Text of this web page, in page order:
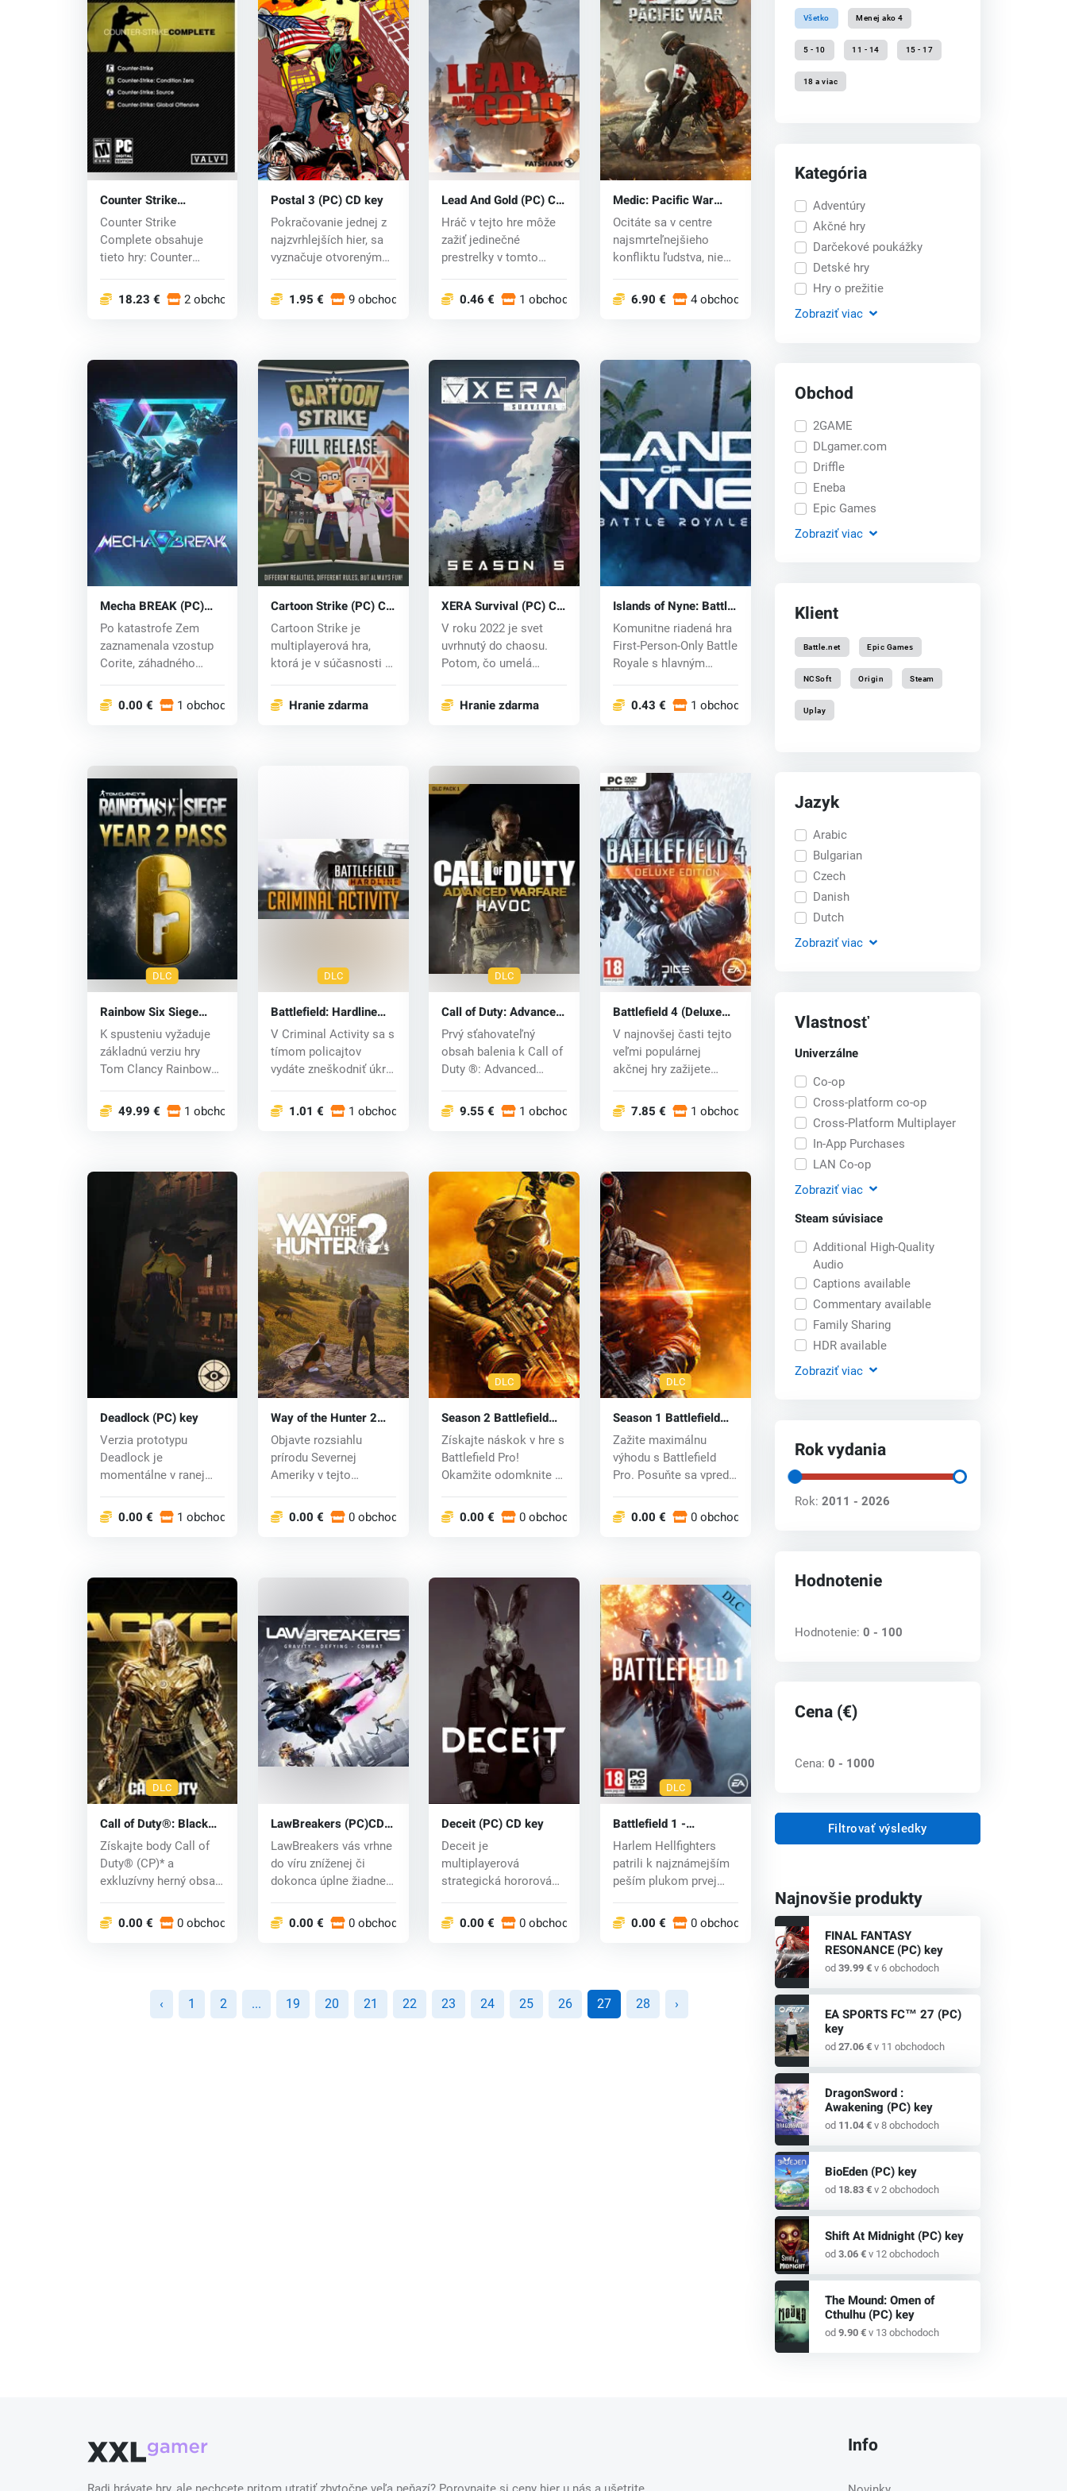
Counter Strike
Complete (PC) CD key
Counter Strike
Complete obsahuje
tieto hry: Counter
Stri...18.23 € 2 obchodoch
Postal 3 (PC) CD key
Pokračovanie jednej z
najzvrhlejších hier, sa
vyznačuje otvoreným
1.95 € 9 obchodoch
Lead And Gold (PC) CD
key
Hráč v tejto hre môže
zažiť jedinečné
prestrelky v tomto
0.46 € 1 obchodoch
Medic: Pacific War
(PC) key
Ocitáte sa v centre
najsmrteľnejšieho
konfliktu ľudstva, nie
6.90 € 4 obchodoch
Mecha BREAK (PC)
key
Po katastrofe Zem
zaznamenala vzostup
Corite, záhadného
0.00 € 1 obchodoch
Cartoon Strike (PC) CD
key
Cartoon Strike je
multiplayerová hra,
ktorá je v súčasnosti v
Hranie zdarma
XERA Survival (PC) CD
key
V roku 2022 je svet
uvrhnutý do chaosu.
Potom, čo umelá
Hranie zdarma
Islands of Nyne: Battle
Royale (PC) CD key
Komunitne riadená hra
First-Person-Only Battle
Royale s hlavným
0.43 € 1 obchodoch
DLC
Rainbow Six Siege
Season Pass Year 2
(PC) CD key
K spusteniu vyžaduje
základnú verziu hry
Tom Clancy Rainbow
49.99 € 1 obchodoch
DLC
Battlefield: Hardline
Criminal Activity DLC
(PC) CD key
V Criminal Activity sa s
tímom policajtov
vydáte zneškodniť úkryt
1.01 € 1 obchodoch
DLC
Call of Duty: Advanced
Warfare Havoc DLC
(PC) CD key
Prvý sťahovateľný
obsah balenia k Call of
Duty ®: Advanced
9.55 € 1 obchodoch
Battlefield 4 (Deluxe
Edition) (PC) CD key
V najnovšej časti tejto
veľmi populárnej
akčnej hry zažijete
7.85 € 1 obchodoch
Deadlock (PC) key
Verzia prototypu
Deadlock je
momentálne v ranej
obsahuje m...
0.00 € 1 obchodoch
Way of the Hunter 2
(PC) key
Objavte rozsiahlu
prírodu Severnej
Ameriky v tejto
hre...0.00 € 0 obchodoch
DLC
Season 2 Battlefield
Pro - Battlefield™ 6
and REDSEC (PC) key
Získajte náskok v hre s
Battlefield Pro!
Okamžite odomknite 6
0.00 € 0 obchodoch
DLC
Season 1 Battlefield
Pro - Battlefield™ 6
and REDSEC (PC) key
Zažite maximálnu
výhodu s Battlefield
Pro. Posuňte sa vpred
0.00 € 0 obchodoch
DLC
Call of Duty®: Black
Ops 6 - BlackCell
(Season 05) (PC) key
Získajte body Call of
Duty® (CP)* a
exkluzívny herný obsah
0.00 € 0 obchodoch
LawBreakers (PC)CD
key
LawBreakers vás vrhne
do víru zníženej či
dokonca úplne žiadnej
0.00 € 0 obchodoch
Deceit (PC) CD key
Deceit je
multiplayerová
strategická hororová
je u...0.00 € 0 obchodoch
DLC
Battlefield 1 -
Hellfighter Pack (PC)
CD key
Harlem Hellfighters
patrili k najznámejším
peším plukom prvej
0.00 € 0 obchodoch
‹ 1 2 ... 19 20 21 22 23 24 25 26 27 28 ›
Všetko Menej ako 4
5 - 10 11 - 14 15 - 17
18 a viac
Kategória
Adventúry
Akčné hry
Darčekové poukážky
Detské hry
Hry o prežitie
Zobraziť viac
Obchod
2GAME
DLgamer.com
Driffle
Eneba
Epic Games
Zobraziť viac
Klient
Battle.net Epic Games
NCSoft Origin Steam
Uplay
Jazyk
Arabic
Bulgarian
Czech
Danish
Dutch
Zobraziť viac
Vlastnosť
Univerzálne
Co-op
Cross-platform co-op
Cross-Platform Multiplayer
In-App Purchases
LAN Co-op
Zobraziť viac
Steam súvisiace
Additional High-Quality
Audio
Captions available
Commentary available
Family Sharing
HDR available
Zobraziť viac
Rok vydania
Rok:2011 - 2026
Hodnotenie
Hodnotenie:0 - 100
Cena (€)
Cena:0 - 1000
Filtrovať výsledky
Najnovšie produkty
FINAL FANTASY
RESONANCE (PC) key
od 39.99 €v 6 obchodoch
EA SPORTS FC™ 27 (PC)
key
od 27.06 €v 11 obchodoch
DragonSword :
Awakening (PC) key
od 11.04 €v 8 obchodoch
BioEden (PC) key
od 18.83 €v 2 obchodoch
Shift At Midnight (PC) key
od 3.06 €v 12 obchodoch
The Mound: Omen of
Cthulhu (PC) key
od 9.90 €v 13 obchodoch
Info